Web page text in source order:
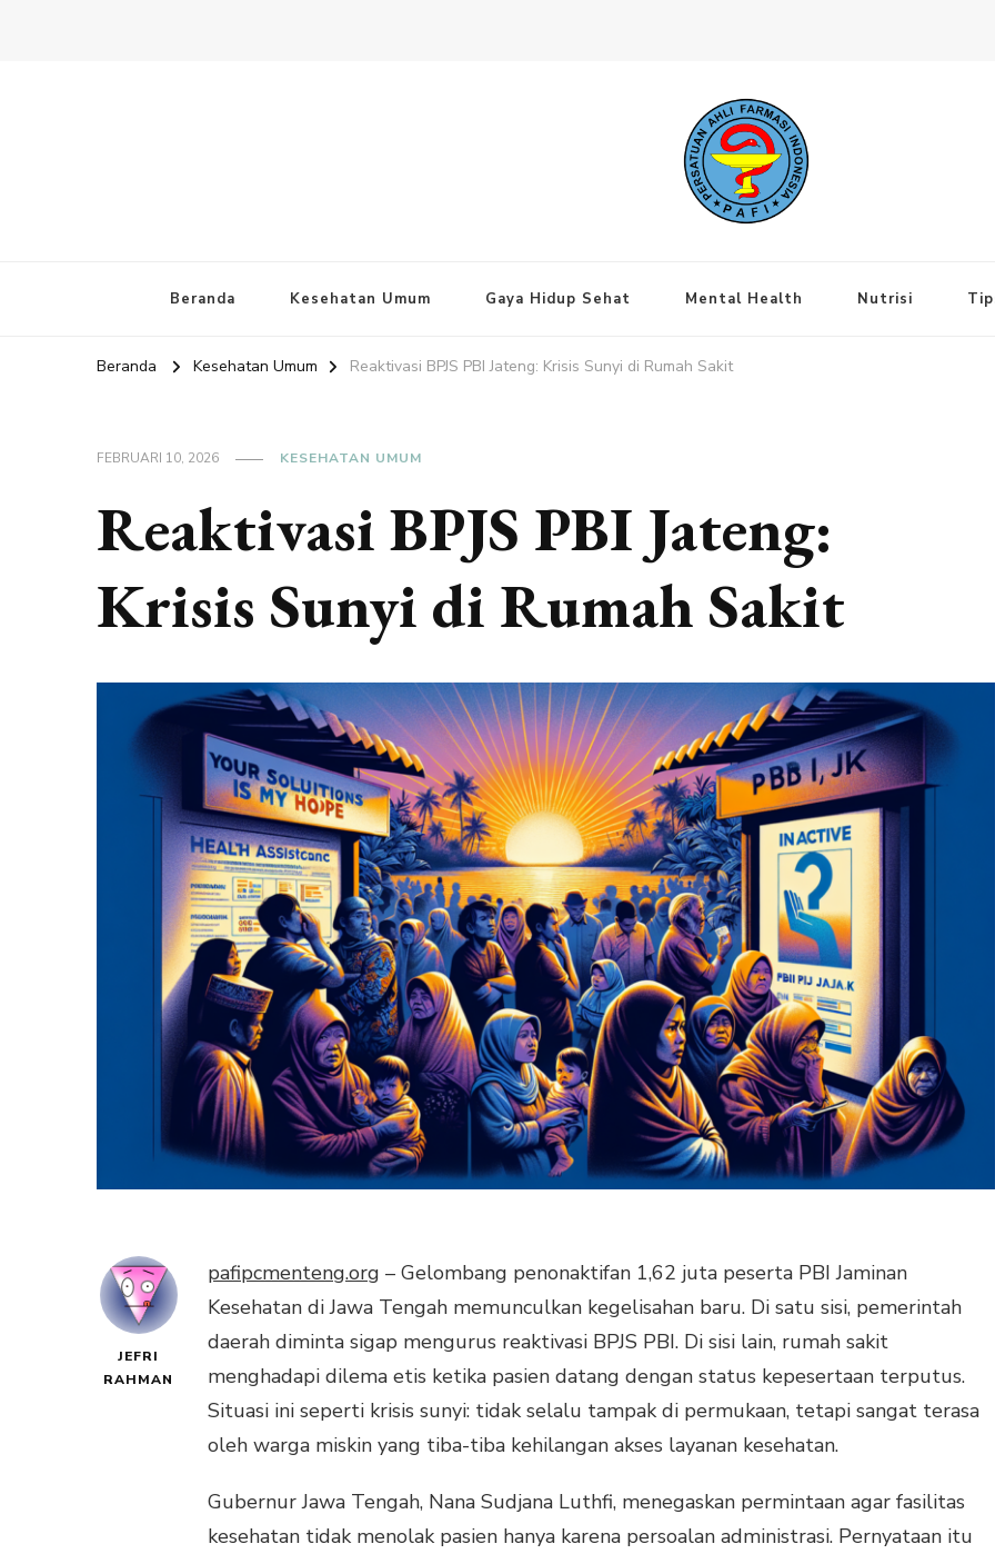
Beranda Kesehatan Umum Gaya Hidup Sehat Mental Health Nutrisi
Beranda Kesehatan Umum Reaktivasi BPJS PBI Jateng: Krisis Sunyi di Rumah Sakit
FEBRUARI 10, 2026 KESEHATAN UMUM
Reaktivasi BPJS PBI Jateng:
Krisis Sunyi di Rumah Sakit
JEFRI
RAHMAN
pafipcmenteng.org – Gelombang penonaktifan 1,62 juta peserta PBI Jaminan
Kesehatan di Jawa Tengah memunculkan kegelisahan baru. Di satu sisi, pemerintah
daerah diminta sigap mengurus reaktivasi BPJS PBI. Di sisi lain, rumah sakit
menghadapi dilema etis ketika pasien datang dengan status kepesertaan terputus.
Situasi ini seperti krisis sunyi: tidak selalu tampak di permukaan, tetapi sangat terasa
oleh warga miskin yang tiba-tiba kehilangan akses layanan kesehatan.
Gubernur Jawa Tengah, Nana Sudjana Luthfi, menegaskan permintaan agar fasilitas
kesehatan tidak menolak pasien hanya karena persoalan administrasi. Pernyataan itu